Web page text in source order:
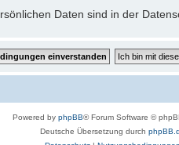
Daten sind in der
Powered by phpBB® Forum Software ©
Deutsche Übersetzung durch